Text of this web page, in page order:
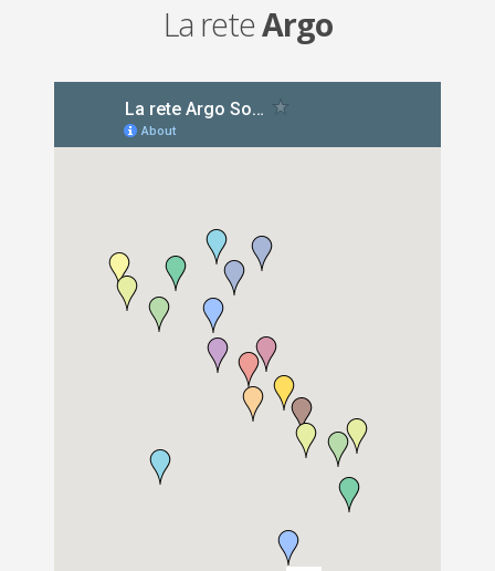
La reteArgo